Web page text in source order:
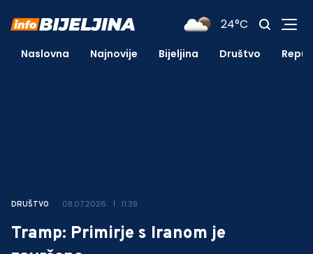
24°C
Naslovna Najnovije Bijeljina Društvo
DRUŠTVO 08.07.2026. 11:39
Tramp: Primirje s Iranom je